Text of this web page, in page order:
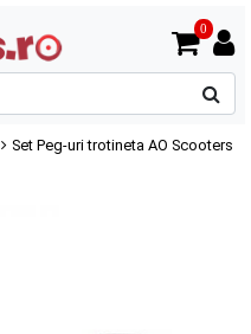
0
Set Peg-uri trotineta AO Scooters